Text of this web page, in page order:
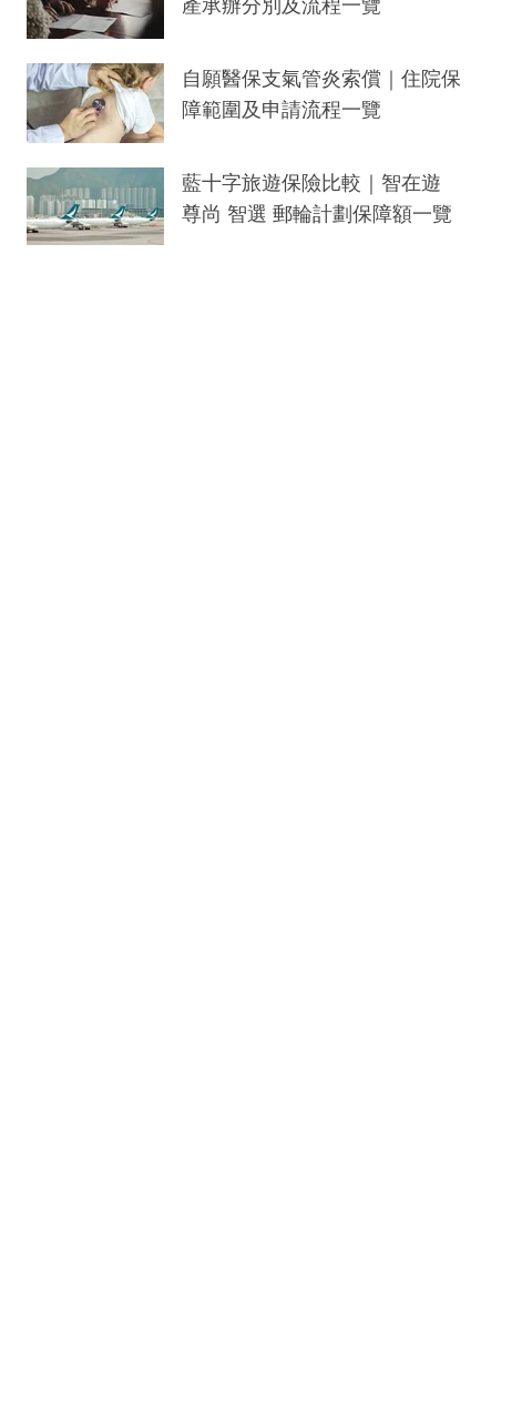
產承辦分別及流程一覽
自願醫保支氣管炎索償｜住院保
障範圍及申請流程一覽
藍十字旅遊保險比較｜智在遊
尊尚 智選 郵輪計劃保障額一覽